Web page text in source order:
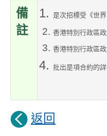
備
註
是次招標受《世
香港特別行政區
香港特別行政區
批出是項合約的
返回